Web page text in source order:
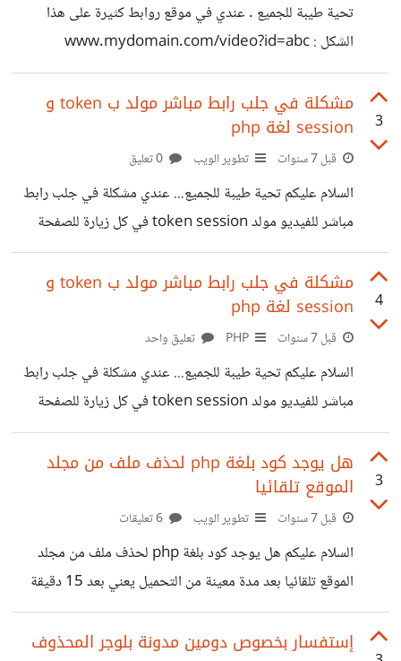
تحية طيبة للجميع . عندي في موقع روابط كثيرة على هذا
الشكل : www.mydomain.com/video?id=abc
www.mydomain.com/page?id=123 وانا اريد تقصيرها
بلمف htaccess لتصبح على هذا الشكل
www.mydomain.com/video/abc
عمل مكانها سلاش / في انتظار المساعدة وشكرا ...
3
مشكلة في جلب رابط مباشر مولد ب token و
session لغة php
قبل 7 سنوات تطوير الويب
السلام عليكم تحية طيبة للجميع... عندي مشكلة في جلب رابط
مباشر للفيديو مولد token session في كل زيارة للصفحة
يكون id الرابط مختلف لما ازور الصفحة يدويا اجد الرابط
الفيديو شغال عادي. ولكن لما اجلبه عن طريق سكربت php
curl اجد الرابط ولكنه غير شغال ... وهذا المشكل يحدث للرابط
المراد جلبه موجود في موقعي الداخلي او في المواقع الخارجية
ممكن حل للمشكلة و شكرا ...
4
مشكلة في جلب رابط مباشر مولد ب token و
session لغة php
قبل 7 سنوات تعليق واحد
السلام عليكم تحية طيبة للجميع... عندي مشكلة في جلب رابط
مباشر للفيديو مولد token session في كل زيارة للصفحة
يكون id الرابط مختلف لما ازور الصفحة يدويا اجد الرابط
الفيديو شغال عادي. ولكن لما اجلبه عن طريق سكربت php
curl اجد الرابط ولكن غير شغال ... وهذا المشكل يحدث للرابط
المراد جلبه موجود في موقعي الداخلي او المواقع الخارجية
ممكن حل للمشكلة و شكرا ...
3
هل يوجد كود بلغة php لحذف ملف من مجلد
الموقع تلقائيا
قبل 7 سنوات تطوير الويب
السلام عليكم هل يوجد كود بلغة php لحذف ملف من مجلد
الموقع تلقائيا بعد مدة معينة من التحميل يعني بعد 15 دقيقة
يحذف الملف تلقائيا بواسطة الكود
إستفسار بخصوص دومين مدونة بلوجر المحذوف